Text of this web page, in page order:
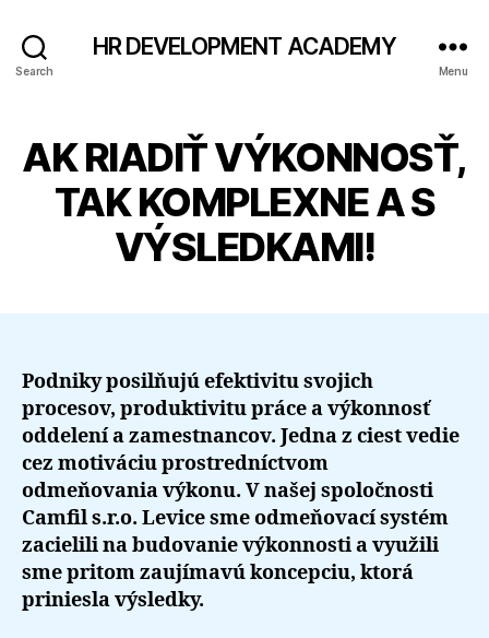
Search
HR DEVELOPMENT ACADEMY
Menu
AK RIADIŤ VÝKONNOSŤ,
TAK KOMPLEXNE A S
VÝSLEDKAMI!
Podniky posilňujú efektivitu svojich
procesov, produktivitu práce a výkonnosť
oddelení a zamestnancov. Jedna z ciest vedie
cez motiváciu prostredníctvom
odmeňovania výkonu. V našej spoločnosti
Camfil s.r.o. Levice sme odmeňovací systém
zacielili na budovanie výkonnosti a využili
sme pritom zaujímavú koncepciu, ktorá
priniesla výsledky.